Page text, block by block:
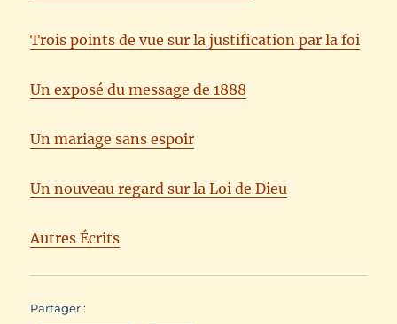
Trois points de vue sur la justification par la foi
Un exposé du message de 1888
Un mariage sans espoir
Un nouveau regard sur la Loi de Dieu
Autres Écrits
Partager :